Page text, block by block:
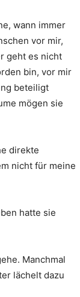
wann immer
vor mir,
geht es nicht
bin, vor mir
beteiligt
mögen sie
direkte
nicht für meine
hatte sie
Manchmal
lächelt dazu